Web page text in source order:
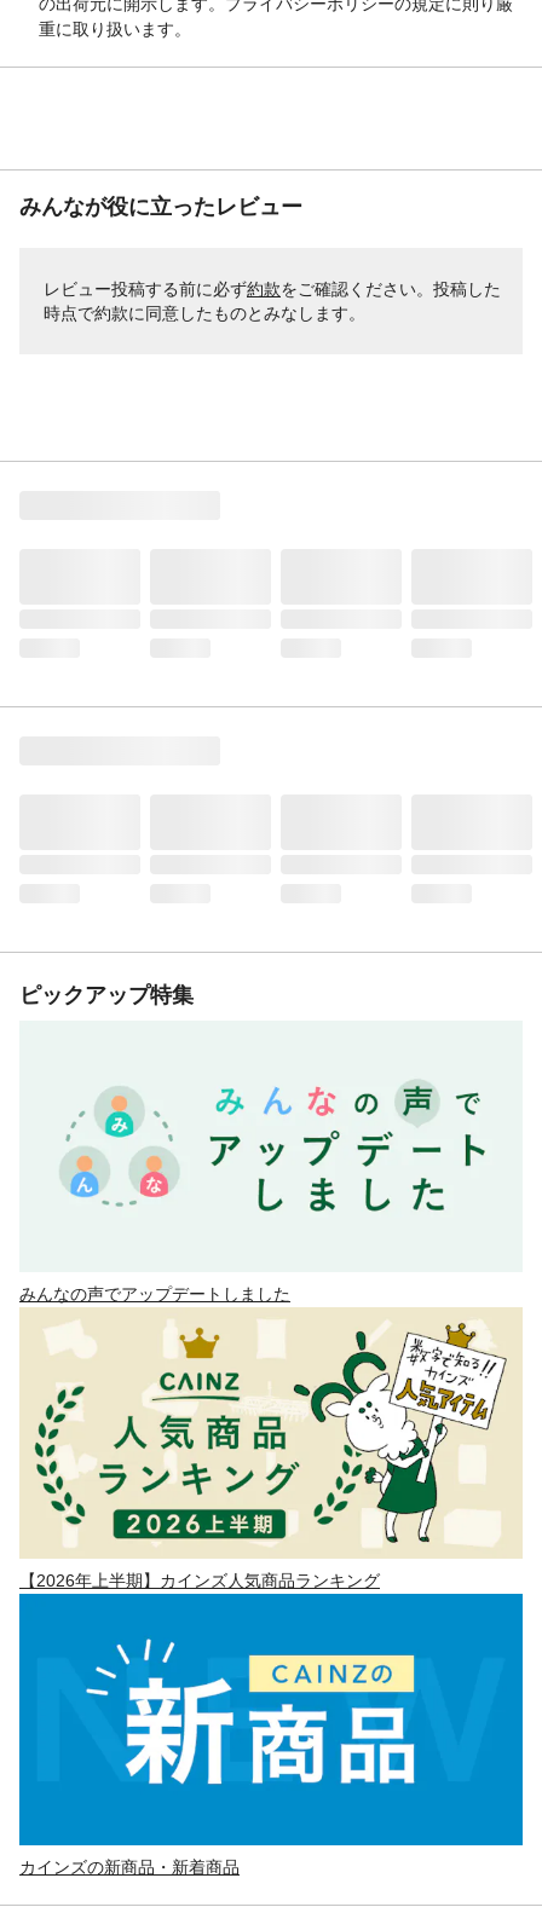
重に取り扱います。
みんなが役に立ったレビュー
レビュー投稿する前に必ず約款をご確認ください。投稿した
時点で約款に同意したものとみなします。
ピックアップ特集
みんなの声でアップデートしました
【2026年上半期】カインズ人気商品ランキング
カインズの新商品・新着商品